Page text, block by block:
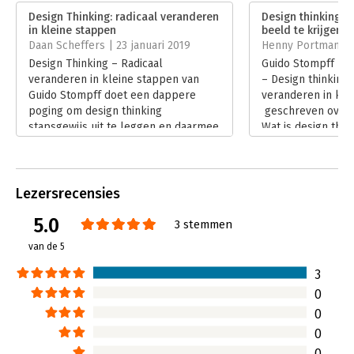
Verschijningsdatum:
7-12-2018
Hoofdrubriek: Verandermanagement
Design Thinking: radicaal veranderen
in kleine stappen
Daan Scheffers | 23 januari 2019
Design Thinking – Radicaal
veranderen in kleine stappen van
Guido Stompff doet een dappere
poging om design thinking
stapsgewijs uit te leggen en daarmee
Design thinking -
beeld te krijgen
Henny Portman |
Guido Stompff
– Design thinking
veranderen in
geschreven over
Wat is design
Lezersrecensies
5.0
van de 5
3 stemmen
3
0
0
0